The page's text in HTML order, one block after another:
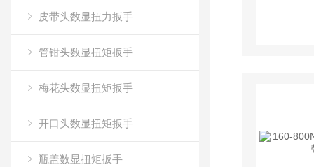
皮带头数显扭力扳手
管钳头数显扭矩扳手
梅花头数显扭矩扳手
开口头数显扭矩扳手
瓶盖数显扭矩扳手